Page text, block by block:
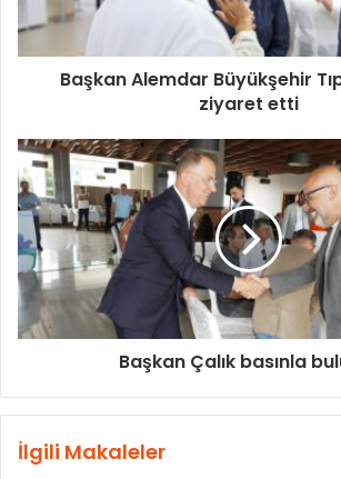
Başkan Alemdar Büyükşehir
ziyaret etti
Başkan Çalık basınla
İlgili Makaleler